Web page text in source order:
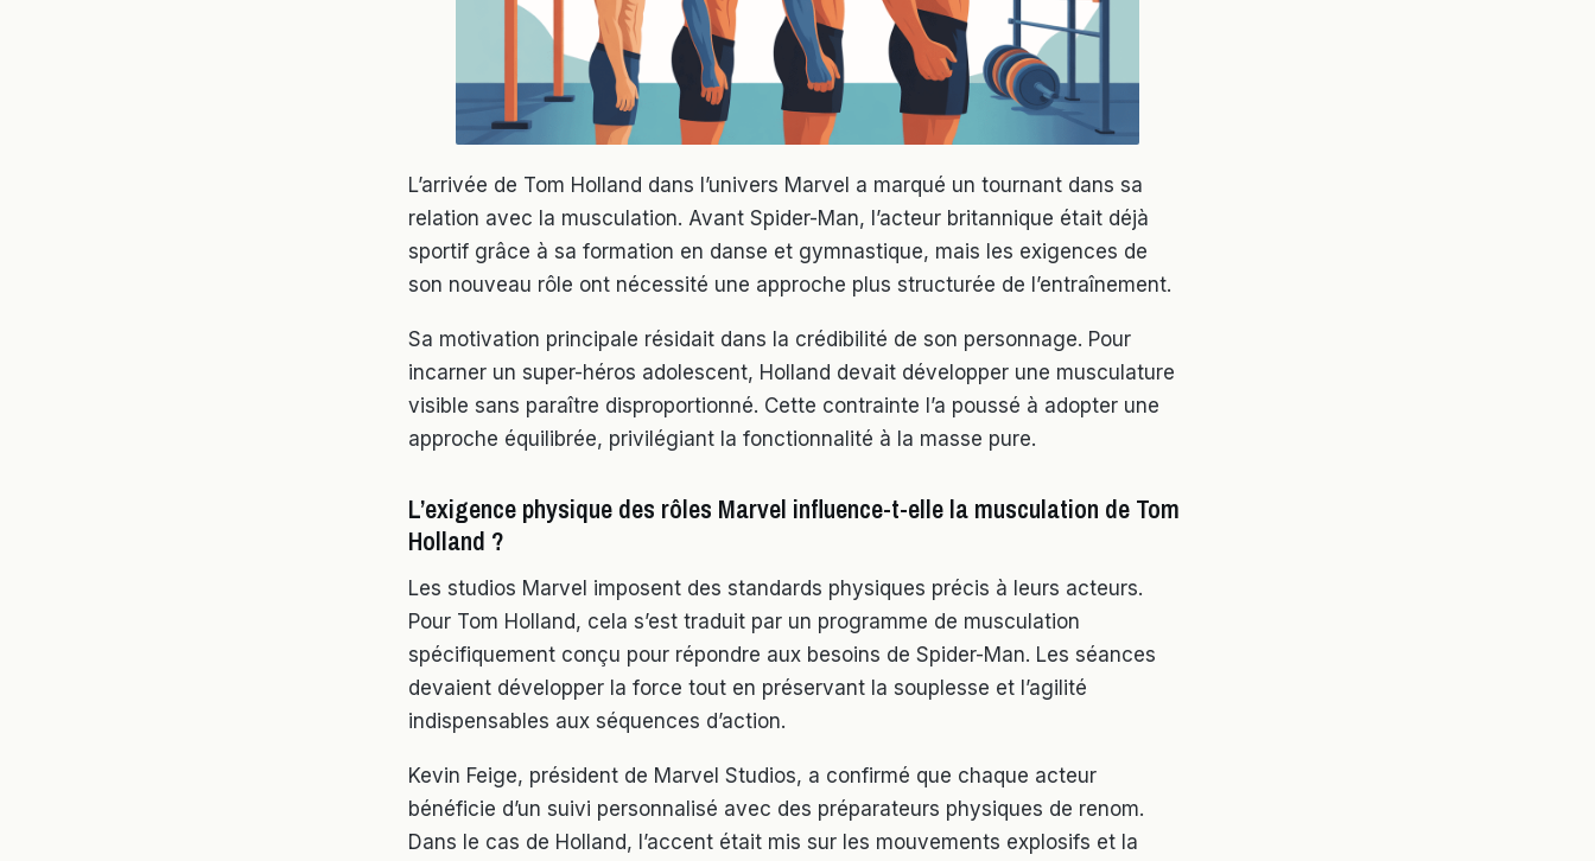
L’arrivée de Tom Holland dans l’univers Marvel a marqué un tournant dans sa
relation avec la musculation. Avant Spider-Man, l’acteur britannique était déjà
sportif grâce à sa formation en danse et gymnastique, mais les exigences de
son nouveau rôle ont nécessité une approche plus structurée de l’entraînement.
Sa motivation principale résidait dans la crédibilité de son personnage. Pour
incarner un super-héros adolescent, Holland devait développer une musculature
visible sans paraître disproportionné. Cette contrainte l’a poussé à adopter une
approche équilibrée, privilégiant la fonctionnalité à la masse pure.
L’exigence physique des rôles Marvel influence-t-elle la musculation de Tom
Holland ?
Les studios Marvel imposent des standards physiques précis à leurs acteurs.
Pour Tom Holland, cela s’est traduit par un programme de musculation
spécifiquement conçu pour répondre aux besoins de Spider-Man. Les séances
devaient développer la force tout en préservant la souplesse et l’agilité
indispensables aux séquences d’action.
Kevin Feige, président de Marvel Studios, a confirmé que chaque acteur
bénéficie d’un suivi personnalisé avec des préparateurs physiques de renom.
Dans le cas de Holland, l’accent était mis sur les mouvements explosifs et la